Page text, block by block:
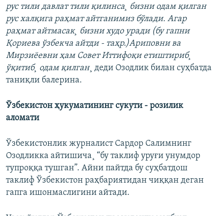
рус тили давлат тили қилинса¸ бизни одам қилган
рус халқига раҳмат айтганимиз бўлади. Агар
раҳмат айтмасак¸ бизни худо уради (бу гапни
Қориева ўзбекча айтди - таҳр.)Ариповни ва
Мирзиëевни ҳам Совет Иттифоқи етиштириб¸
ўқитиб¸ одам қилган¸ деди Озодлик билан суҳбатда
таниқли балерина.
Ўзбекистон ҳукуматининг сукути - розилик
аломати
Ўзбекистонлик журналист Сардор Салимнинг
Озодликка айтишича¸ “бу таклиф уруғи унумдор
тупроққа тушган”. Айни пайтда бу суҳбатдош
таклиф Ўзбекистон раҳбариятидан чиққан деган
гапга ишонмаслигини айтади.